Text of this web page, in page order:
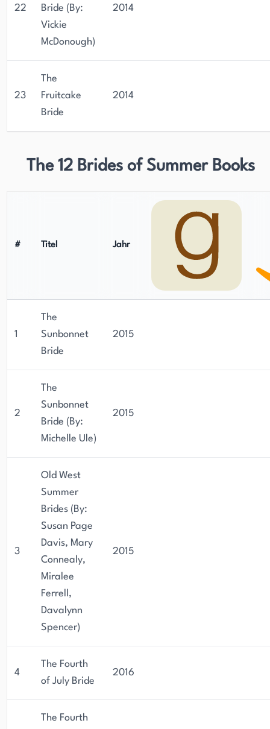
22
Bride (By:
Vickie
McDonough)
2014
23
The
Fruitcake
Bride
2014
The 12 Brides of Summer Books
# Titel Jahr
1
The
Sunbonnet
Bride
2015
2
The
Sunbonnet
Bride (By:
Michelle Ule)
2015
3
Old West
Summer
Brides (By:
Susan Page
Davis, Mary
Connealy,
Miralee
Ferrell,
Davalynn
Spencer)
2015
4
The Fourth
of July Bride
2016
The Fourth